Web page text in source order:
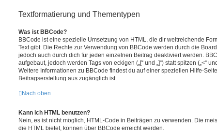
Textformatierung und Thementypen
Was ist BBCode?
BBCode ist eine spezielle Umsetzung von HTML, die dir weitreichende
Text gibt. Die Rechte zur Verwendung von BBCode werden durch die
jedoch auch durch dich für jeden einzelnen Beitrag deaktiviert werden.
aufgebaut, jedoch werden Tags von eckigen („[“ und „]“) statt spitzen („<“
Weitere Informationen zu BBCode findest du auf einer speziellen Hilfe-
Beitragserstellung aus zugänglich ist.
Nach oben
Kann ich HTML benutzen?
Nein, es ist nicht möglich, HTML-Code in Beiträgen zu verwenden. Die
die HTML bietet, können über BBCode erreicht werden.